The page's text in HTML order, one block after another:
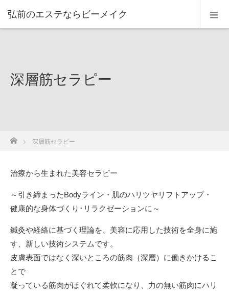
弘前のエステならビーメイク
深層筋セラピー
ホーム
深層筋セラピー
治療から生まれた美容セラピー
～引き締まったBodyライン・肌のハリツヤリフトアップ・
健康的な身体づくり･リラクゼーションに～
鍼灸や経絡に基づく理論を、美容に応用した技術を全身に施
す、新しい技術システムです。
皮膚表面ではなく深いところの筋肉（深層）に働きかけるこ
とで
凝っている筋肉がほぐれて柔軟になり、力の無い筋肉にハリ